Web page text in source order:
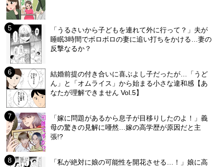
「うるさいから子どもを連れて外に行って？」夫が
睡眠3時間でボロボロの妻に追い打ちをかける…妻の
反撃なるか？
結婚前提の付き合いに喜ぶよし子だったが…「うど
ん」と「オムライス」から始まる小さな違和感【あ
なたが理解できません Vol.5】
「嫁に問題があるから息子が目移りしたのよ！」義
母の驚きの見解に唖然…嫁の高学歴が原因だと主
張!?
「私が絶対に娘の可能性を開花させる…！」娘に高